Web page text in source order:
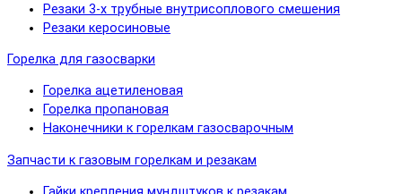
Резаки 3-х трубные внутрисоплового смешения
Резаки керосиновые
Горелка для газосварки
Горелка ацетиленовая
Горелка пропановая
Наконечники к горелкам газосварочным
Запчасти к газовым горелкам и резакам